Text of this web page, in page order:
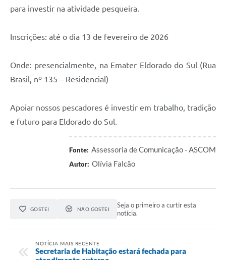
para investir na atividade pesqueira.
Inscrições: até o dia 13 de fevereiro de 2026
Onde: presencialmente, na Emater Eldorado do Sul (Rua
Brasil, nº 135 – Residencial)
Apoiar nossos pescadores é investir em trabalho, tradição
e futuro para Eldorado do Sul.
Fonte: Assessoria de Comunicação - ASCOM
Autor: Olívia Falcão
GOSTEI NÃO GOSTEI
Seja o primeiro a curtir esta
notícia.
NOTÍCIA MAIS RECENTE
Secretaria de Habitação estará fechada para